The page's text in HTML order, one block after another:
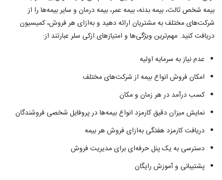
بیمه شخص ثالث، بیمه بدنه، بیمه عمر، بیمه درمان و سایر بیمه‌ها را از
شرکت‌های مختلف به مشتریان ارائه دهید و به‌ازای هر فروش، کمیسیون
دریافت کنید. مهم‌ترین ویژگی‌ها و امتیازهای ازکی سلر عبارتند از:
عدم نیاز به سرمایه اولیه
امکان فروش انواع بیمه از شرکت‌های مختلف
کسب درآمد در هر زمان و مکان
نمایش میزان دقیق کارمزد انواع بیمه‌ها در پروفایل شخصی فروشندگان
دریافت کارمزد هفتگی به‌ازای فروش هر بیمه
دسترسی به یک پنل حرفه‌ای برای مدیریت فروش
پشتیبانی و آموزش رایگان